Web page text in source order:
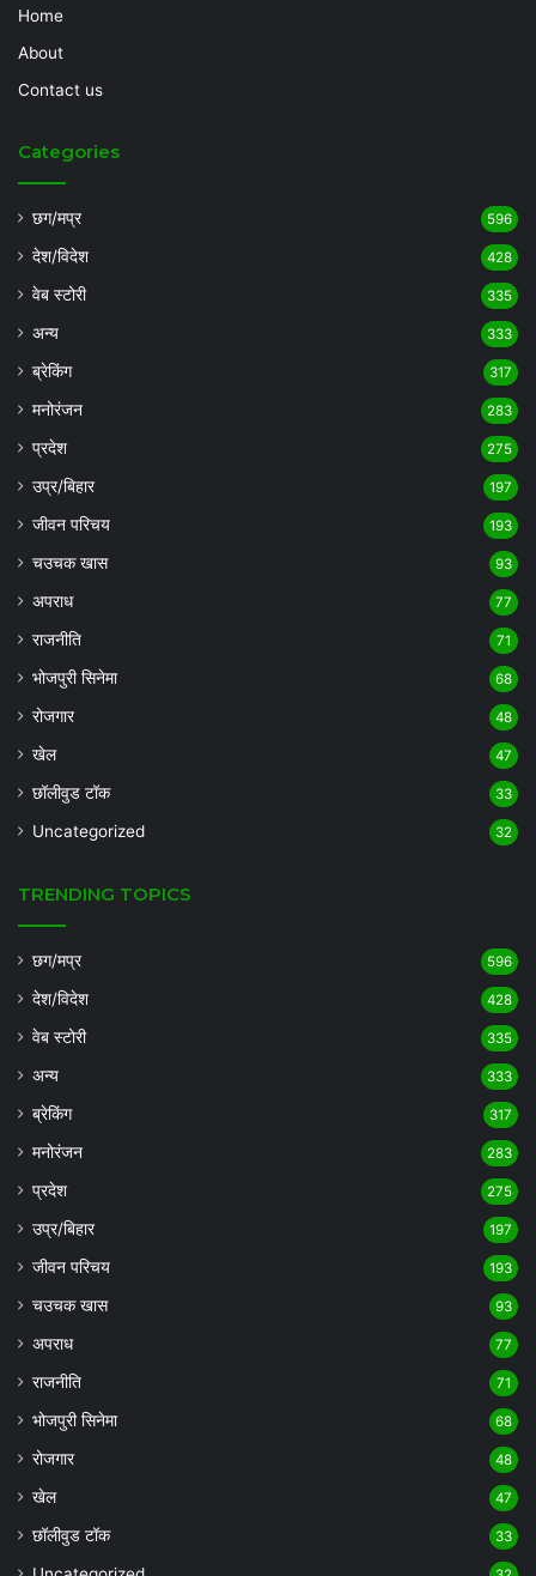
Home
About
Contact us
Categories
छग/मप्र 596
देश/विदेश 428
वेब स्टोरी 335
अन्य 333
ब्रेकिंग 317
मनोरंजन 283
प्रदेश 275
उप्र/बिहार 197
जीवन परिचय 193
चउचक खास 93
अपराध 77
राजनीति 71
भोजपुरी सिनेमा 68
रोजगार 48
खेल 47
छॉलीवुड टॉक 33
Uncategorized 32
TRENDING TOPICS
छग/मप्र 596
देश/विदेश 428
वेब स्टोरी 335
अन्य 333
ब्रेकिंग 317
मनोरंजन 283
प्रदेश 275
उप्र/बिहार 197
जीवन परिचय 193
चउचक खास 93
अपराध 77
राजनीति 71
भोजपुरी सिनेमा 68
रोजगार 48
खेल 47
छॉलीवुड टॉक 33